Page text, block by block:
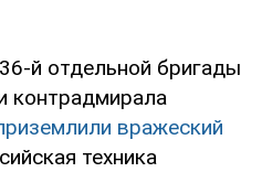
й отдельной бригады
контрадмирала
вражеский
техника